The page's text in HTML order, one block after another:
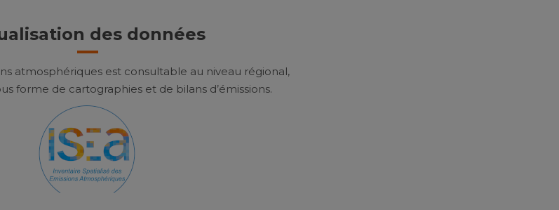
des données
atmosphériques est consultable au niveau régional,
forme de cartographies et de bilans d’émissions.